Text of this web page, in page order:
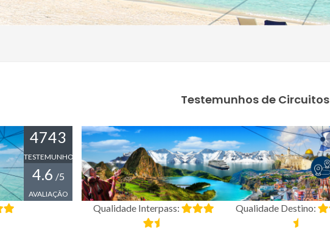
4743
TESTEMUNHOS
4.6 /5
AVALIAÇÃO
Testemunhos de Circuitos
Qualidade Interpass: Qualidade Destino: